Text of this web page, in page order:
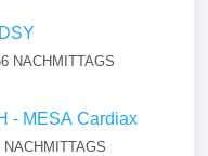
NACHMITTAGS
- MESA Cardiax